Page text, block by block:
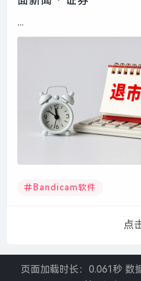
...
Bandicam软件
点
页面加载时长：0.061秒 数